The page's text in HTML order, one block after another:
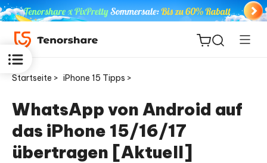
ReiBoot
for iOS
Startseite > iPhone 15 Tipps >
WhatsApp von Android auf
das iPhone 15/16/17
übertragen [Aktuell]